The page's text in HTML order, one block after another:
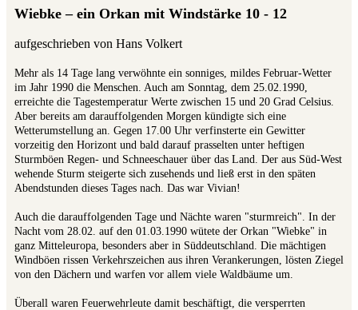
Wiebke – ein Orkan mit Windstärke 10 - 12
aufgeschrieben von Hans Volkert
Mehr als 14 Tage lang verwöhnte ein sonniges, mildes Februar-Wetter
im Jahr 1990 die Menschen. Auch am Sonntag, dem 25.02.1990,
erreichte die Tagestemperatur Werte zwischen 15 und 20 Grad Celsius.
Aber bereits am darauffolgenden Morgen kündigte sich eine
Wetterumstellung an. Gegen 17.00 Uhr verfinsterte ein Gewitter
vorzeitig den Horizont und bald darauf prasselten unter heftigen
Sturmböen Regen- und Schneeschauer über das Land. Der aus Süd-West
wehende Sturm steigerte sich zusehends und ließ erst in den späten
Abendstunden dieses Tages nach. Das war Vivian!
Auch die darauffolgenden Tage und Nächte waren "sturmreich". In der
Nacht vom 28.02. auf den 01.03.1990 wütete der Orkan "Wiebke" in
ganz Mitteleuropa, besonders aber in Süddeutschland. Die mächtigen
Windböen rissen Verkehrszeichen aus ihren Verankerungen, lösten Ziegel
von den Dächern und warfen vor allem viele Waldbäume um.
Überall waren Feuerwehrleute damit beschäftigt, die versperrten